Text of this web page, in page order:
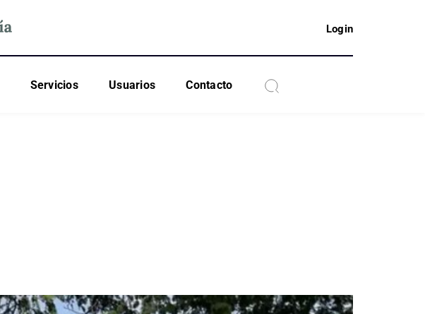
Login
Servicios Usuarios Contacto